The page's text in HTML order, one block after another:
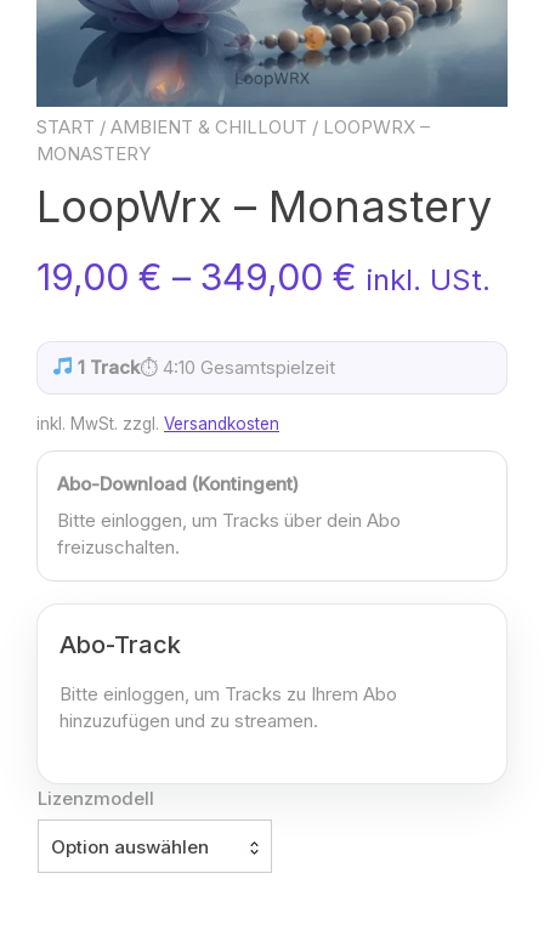
START / AMBIENT & CHILLOUT / LOOPWRX –
MONASTERY
LoopWrx – Monastery
19,00 € – 349,00 € inkl. USt.
1 Track⏱ 4:10 Gesamtspielzeit
inkl. MwSt. zzgl. Versandkosten
Abo-Download (Kontingent)
Bitte einloggen, um Tracks über dein Abo
freizuschalten.
Abo-Track
Bitte einloggen, um Tracks zu Ihrem Abo
hinzuzufügen und zu streamen.
Lizenzmodell
Option auswählen